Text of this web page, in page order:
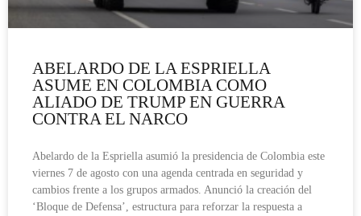
ABELARDO DE LA ESPRIELLA
ASUME EN COLOMBIA COMO
ALIADO DE TRUMP EN GUERRA
CONTRA EL NARCO
Abelardo de la Espriella asumió la presidencia de Colombia este
viernes 7 de agosto con una agenda centrada en seguridad y
cambios frente a los grupos armados. Anunció la creación del
‘Bloque de Defensa’, estructura para reforzar la respuesta a